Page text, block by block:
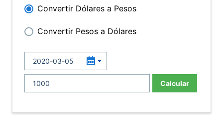
Convertir Dólares a Pesos
Convertir Pesos a Dólares
Calcular